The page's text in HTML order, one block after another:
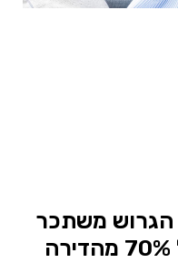
משתכר
פחות מהאישה – ויקבל 70% מהדירה